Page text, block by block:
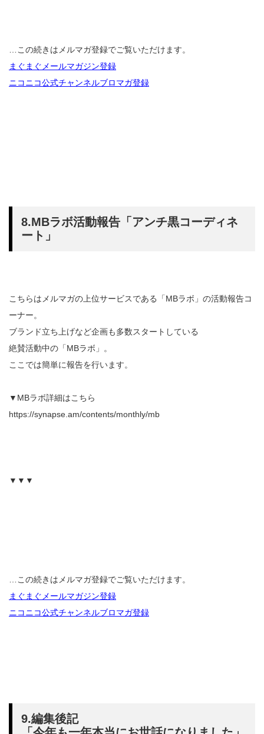
…この続きはメルマガ登録でご覧いただけます。
まぐまぐメールマガジン登録
ニコニコ公式チャンネルブロマガ登録
8.MBラボ活動報告「アンチ黒コーディネ
ート」
こちらはメルマガの上位サービスである「MBラボ」の活動報告コ
ーナー。
ブランド立ち上げなど企画も多数スタートしている
絶賛活動中の「MBラボ」。
ここでは簡単に報告を行います。
▼MBラボ詳細はこちら
https://synapse.am/contents/monthly/mb
▼▼▼
…この続きはメルマガ登録でご覧いただけます。
まぐまぐメールマガジン登録
ニコニコ公式チャンネルブロマガ登録
9.編集後記